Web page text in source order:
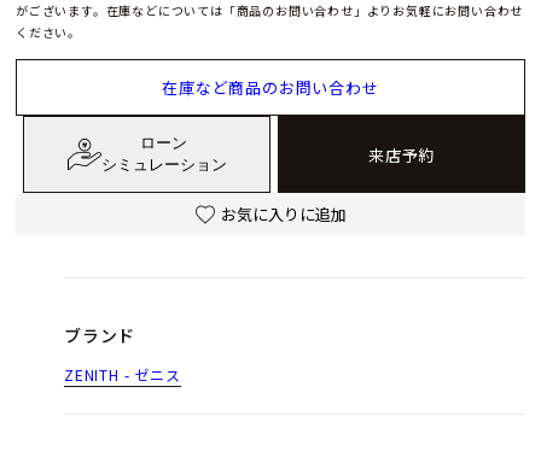
がございます。在庫などについては「商品のお問い合わせ」よりお気軽にお問い合わせ
ください。
在庫など商品のお問い合わせ
ローン
シミュレーション
来店予約
お気に入りに追加
ブランド
ZENITH - ゼニス